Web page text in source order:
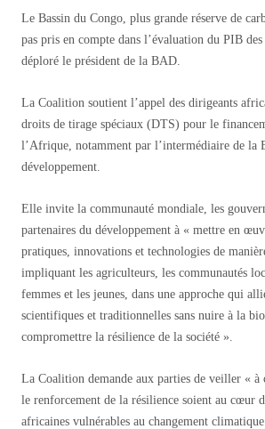
Le Bassin du Congo, plus grande réserve de
pas pris en compte dans l’évaluation du PIB
déploré le président de la BAD.
La Coalition soutient l’appel des dirigeants
droits de tirage spéciaux (DTS) pour le
l’Afrique, notamment par l’intermédiaire de la
développement.
Elle invite la communauté mondiale, les
partenaires du développement à « mettre en
pratiques, innovations et technologies de
impliquant les agriculteurs, les communautés
femmes et les jeunes, dans une approche qui
scientifiques et traditionnelles sans nuire à la
compromettre la résilience de la société ».
La Coalition demande aux parties de veiller « à
le renforcement de la résilience soient au cœur
africaines vulnérables au changement climatique